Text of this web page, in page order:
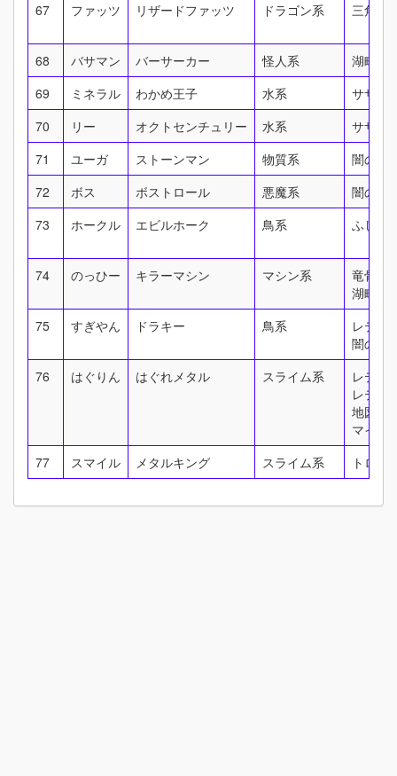
67
ファッツ リザードファッツ ドラゴン系 三角谷
68 バサマン バーサーカー 怪人系
湖畔の
69
ミネラル わかめ王子 水系
サザン
70
リー オクトセンチュリー 水系
サザン
71
ユーガ ストーンマン 物質系
闇の神
72
ボス ボストロール 悪魔系
闇の神
73
ホークル エビルホーク 鳥系 ふしぎ
74 のっひー キラーマシン マシン系
竜骨の
湖畔の
75
すぎやん ドラキー 鳥系
レティ
闇の神
76
はぐりん はぐれメタル スライム系
レティ
レティ
地図に
マイエ
77
スマイル メタルキング スライム系 トロデ